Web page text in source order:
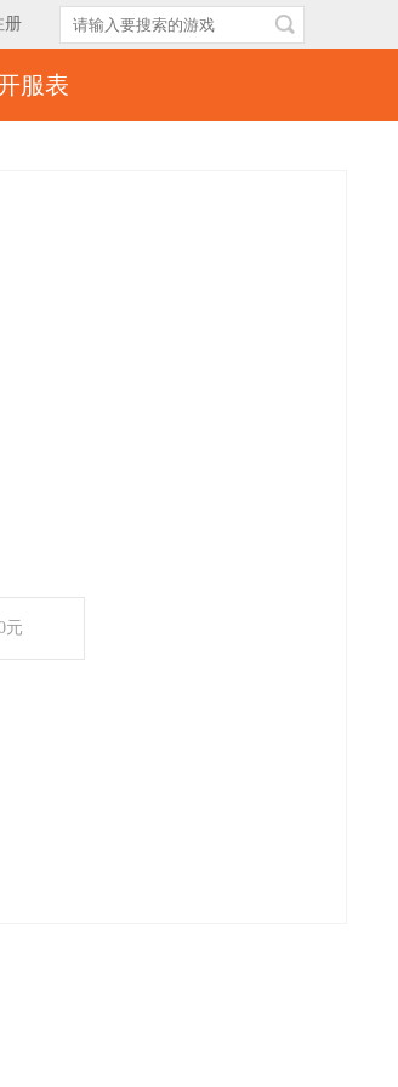
册
服表
元